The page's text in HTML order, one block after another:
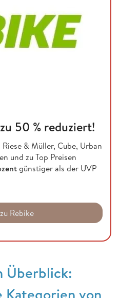
50 % reduziert!
& Müller, Cube, Urban
und zu Top Preisen
günstiger als der UVP
Rebike
Überblick: